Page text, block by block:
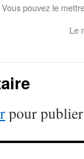
Vous pouvez le
Le
pour